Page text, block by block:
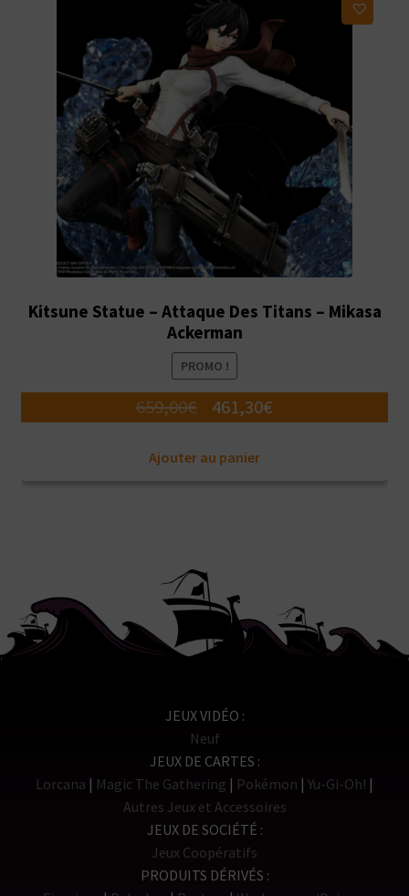
Kitsune Statue – Attaque Des Titans – Mikasa
Ackerman
PROMO !
659,00€
Le
initial
461,30€
Ajouter au panier
Ajouter à ma liste d'envies
JEUX VIDÉO
Neuf
JEUX DE CARTES
Lorcana
Magic The Gathering Pokémon Yu-Gi-Oh!
Autres Jeux et Accessoires
JEUX DE SOCIÉTÉ
Jeux Coopératifs
PRODUITS DÉRIVÉS